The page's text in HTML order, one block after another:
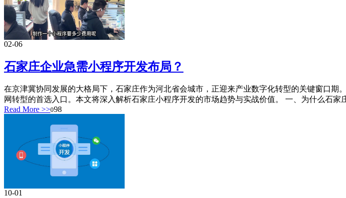
02-06
石家庄企业急需小程序开发布局？
在京津冀协同发展的大格局下，石家庄作为河北省会城市，正迎来产业数字化转型的关键窗口
网转型的首选入口。本文将深入解析石家庄小程序开发的市场趋势与实战价值。 一、为什么石家
Read More >>098
10-01